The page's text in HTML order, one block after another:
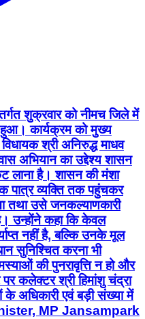
शुक्रवार को नीमच जिले में
हुआ। कार्यक्रम को मुख्य
श्री अनिरुद्ध माधव
अभियान का उद्देश्य शासन
लाना है। शासन की मंशा
पात्र व्यक्ति तक पहुंचकर
तथा उसे जनकल्याणकारी
उन्होंने कहा कि केवल
नहीं है, बल्कि उनके मूल
सुनिश्चित करना भी
की पुनरावृत्ति न हो और
कलेक्टर श्री हिमांशु चंद्रा
के अधिकारी एवं बड़ी संख्या में
MP Jansampark